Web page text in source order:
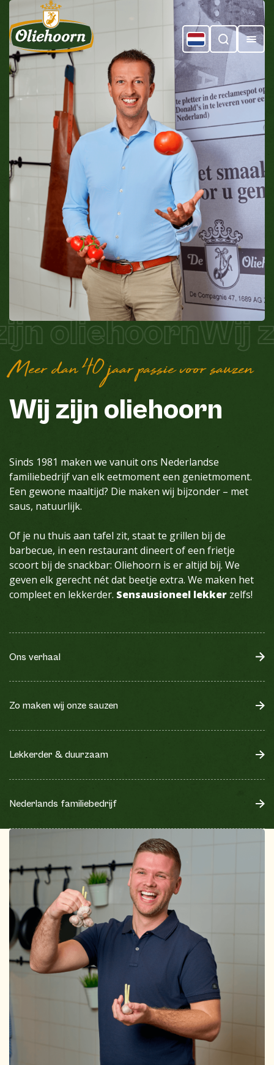
oliehoornWij
Meer dan 40 jaar passie voor sauzen
Wij zijn oliehoorn
Sinds 1981 maken we vanuit ons Nederlandse
familiebedrijf van elk eetmoment een genietmoment.
Een gewone maaltijd? Die maken wij bijzonder – met
saus, natuurlijk.
Of je nu thuis aan tafel zit, staat te grillen bij de
barbecue, in een restaurant dineert of een frietje
scoort bij de snackbar: Oliehoorn is er altijd bij. We
geven elk gerecht nét dat beetje extra. We maken het
compleet en lekkerder. Sensausioneel lekker zelfs!
Ons verhaal
Zo maken wij onze sauzen
Lekkerder & duurzaam
Nederlands familiebedrijf